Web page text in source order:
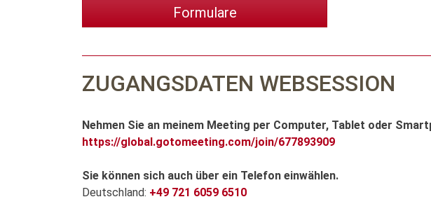
Formulare
ZUGANGSDATEN WEBSESSION
Nehmen Sie an meinem Meeting per Computer, Tablet oder
https://global.gotomeeting.com/join/677893909
Sie können sich auch über ein Telefon einwählen.
Deutschland: +49 721 6059 6510